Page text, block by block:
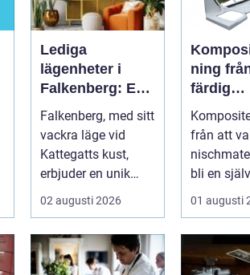
Lediga
lägenheter i
Falkenberg: En
guide till ditt nya
hem
Falkenberg, med sitt
vackra läge vid
Kattegatts kust,
erbjuder en unik
livsupplevelse för ...
02 augusti 2026
ning från idé till
färdig
produkt
från att
bli en
allt från
01 augusti